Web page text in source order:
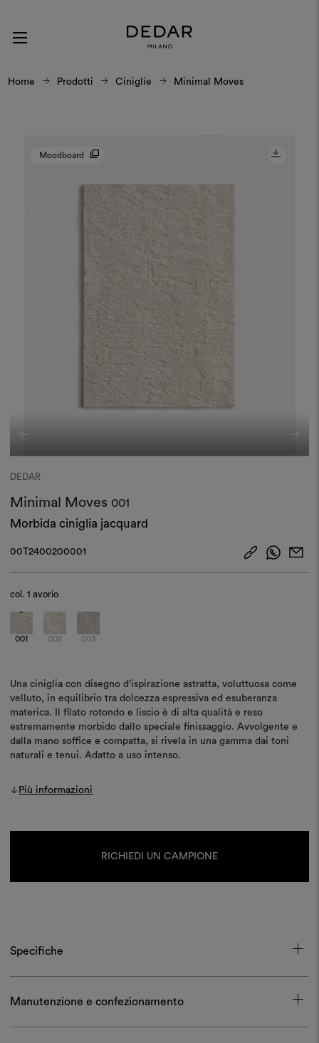
Home Prodotti Ciniglie Minimal Moves
Moodboard
DEDAR
Minimal Moves 001
Morbida ciniglia jacquard
00T2400200001
col.1 avorio
001 002 003
Una ciniglia con disegno d’ispirazione astratta, voluttuosa come
velluto, in equilibrio tra dolcezza espressiva ed esuberanza
materica. Il filato rotondo e liscio è di alta qualità e reso
estremamente morbido dallo speciale finissaggio. Avvolgente e
dalla mano soffice e compatta, si rivela in una gamma dai toni
naturali e tenui. Adatto a uso intenso.
Più informazioni
RICHIEDI UN CAMPIONE
Specifiche
Manutenzione e confezionamento